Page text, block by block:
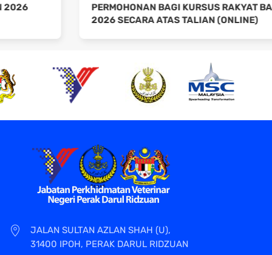
PERMOHONAN BAGI KURSUS RAKYAT BAGI TAHUN
2026 SECARA ATAS TALIAN (ONLINE)
JALAN SULTAN AZLAN SHAH (U),
31400 IPOH, PERAK DARUL RIDZUAN